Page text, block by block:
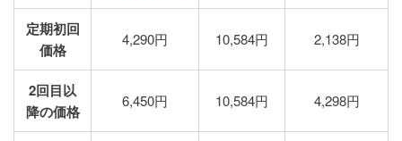
定期初回
価格
4,290円 10,584円 2,138円
2回目以
降の価格
6,450円 10,584円 4,298円